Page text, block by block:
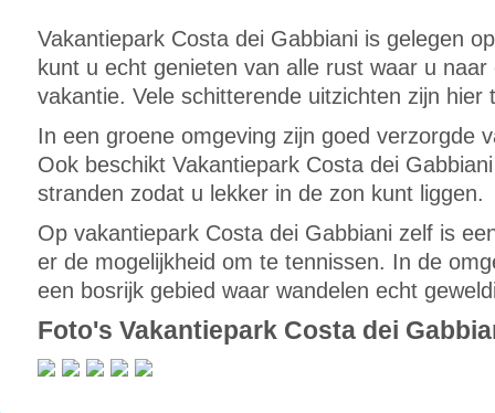
Vakantiepark Costa dei Gabbiani is gelegen
kunt u echt genieten van alle rust waar u
vakantie. Vele schitterende uitzichten zijn hier
In een groene omgeving zijn goed verzorgde
Ook beschikt Vakantiepark Costa dei
stranden zodat u lekker in de zon kunt liggen.
Op vakantiepark Costa dei Gabbiani zelf is
er de mogelijkheid om te tennissen. In de
een bosrijk gebied waar wandelen echt
Foto's Vakantiepark Costa dei